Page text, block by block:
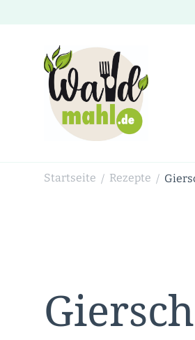
Startseite / Rezepte /